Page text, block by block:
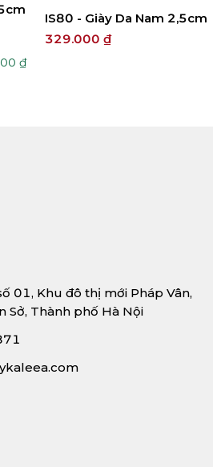
₫
IS80 - Giày Da Nam 2,5cm
329.000 ₫
01, Khu đô thị mới Pháp Vân,
Sở, Thành phố Hà Nội